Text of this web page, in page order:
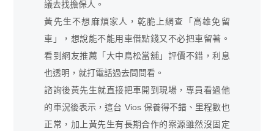
議去找擔保人。
黃先生不想麻煩家人，乾脆上網查「高雄免留
車」，想說能不能用車借點錢又不必把車留著。
看到網友推薦「大中鳥松當舖」評價不錯，利息
也透明，就打電話過去問問看。
諮詢後黃先生就直接把車開到現場，專員看過他
的車況後表示，這台 Vios 保養得不錯、里程數也
正常，加上黃先生有長期合作的案源雖然沒固定